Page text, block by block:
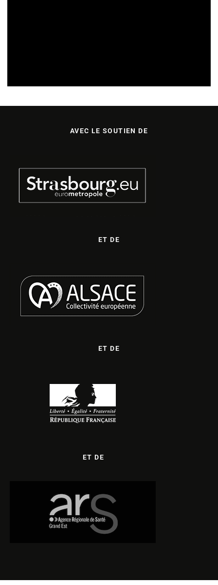
AVEC LE SOUTIEN DE
ET DE
ET DE
ET DE